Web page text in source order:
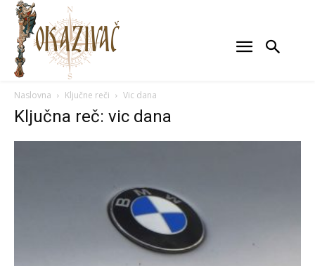
Naslovna Ključne reči Vic dana
Ključna reč: vic dana